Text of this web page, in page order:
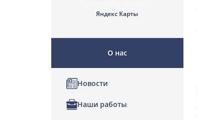
Яндекс Карты
О нас
Новости
Наши работы